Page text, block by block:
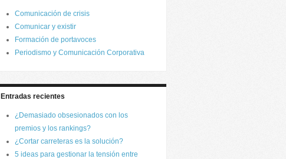
Comunicación de crisis
Comunicar y existir
Formación de portavoces
Periodismo y Comunicación Corporativa
Entradas recientes
¿Demasiado obsesionados con los
premios y los rankings?
¿Cortar carreteras es la solución?
5 ideas para gestionar la tensión entre